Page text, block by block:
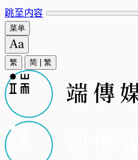
跳至内容
菜单
繁 简 繁